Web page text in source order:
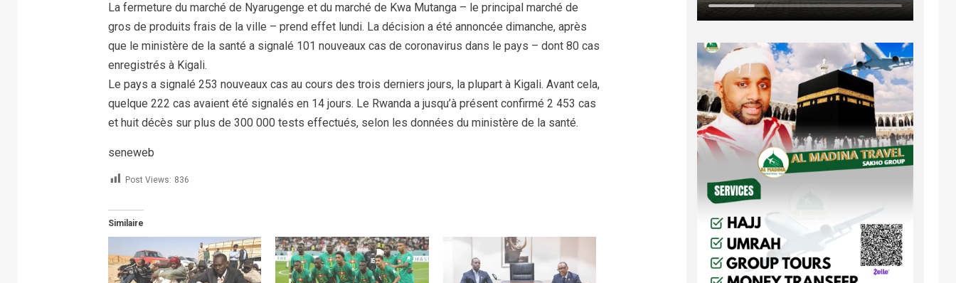
La fermeture du marché de Nyarugenge et du marché de Kwa Mutanga – le principal marché de
gros de produits frais de la ville – prend effet lundi. La décision a été annoncée dimanche, après
que le ministère de la santé a signalé 101 nouveaux cas de coronavirus dans le pays – dont 80 cas
enregistrés à Kigali.
Le pays a signalé 253 nouveaux cas au cours des trois derniers jours, la plupart à Kigali. Avant cela,
quelque 222 cas avaient été signalés en 14 jours. Le Rwanda a jusqu’à présent confirmé 2 453 cas
et huit décès sur plus de 300 000 tests effectués, selon les données du ministère de la santé.
seneweb
Post Views: 836
Similaire